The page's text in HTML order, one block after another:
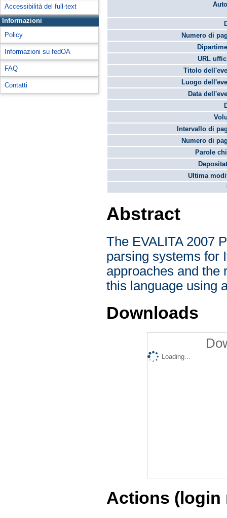
Accessibilità del full-text
Informazioni
Policy
Informazioni su fedOA
FAQ
Contatti
Numero di
URL
Titolo
Luogo
Data
Intervallo di
Numero di
Parole
Ultima
Abstract
The EVALITA 2007
parsing systems for
approaches and the
this language using
Downloads
Loading...
Actions (login